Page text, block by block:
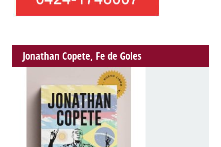
Jonathan Copete, Fe de Goles